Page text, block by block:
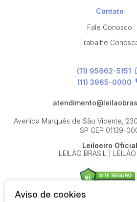
Contato
Fale Conosco
Trabalhe
(11) 95662-5151
(11) 3965-0000
Avenida Marquês de São Vicente,
SP CEP 01139-
Leiloeiro Oficial
LEILÃO BRASIL | LEILÃO
Aviso de cookies